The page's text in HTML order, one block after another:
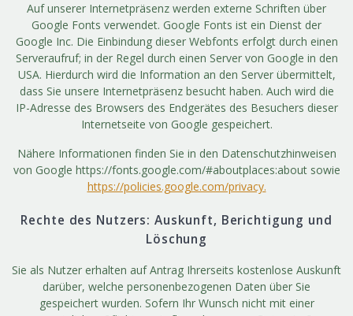
Auf unserer Internetpräsenz werden externe Schriften über
Google Fonts verwendet. Google Fonts ist ein Dienst der
Google Inc. Die Einbindung dieser Webfonts erfolgt durch einen
Serveraufruf; in der Regel durch einen Server von Google in den
USA. Hierdurch wird die Information an den Server übermittelt,
dass Sie unsere Internetpräsenz besucht haben. Auch wird die
IP-Adresse des Browsers des Endgerätes des Besuchers dieser
Internetseite von Google gespeichert.
Nähere Informationen finden Sie in den Datenschutzhinweisen
von Google https://fonts.google.com/#aboutplaces:about sowie
https://policies.google.com/privacy.
Rechte des Nutzers: Auskunft, Berichtigung und
Löschung
Sie als Nutzer erhalten auf Antrag Ihrerseits kostenlose Auskunft
darüber, welche personenbezogenen Daten über Sie
gespeichert wurden. Sofern Ihr Wunsch nicht mit einer